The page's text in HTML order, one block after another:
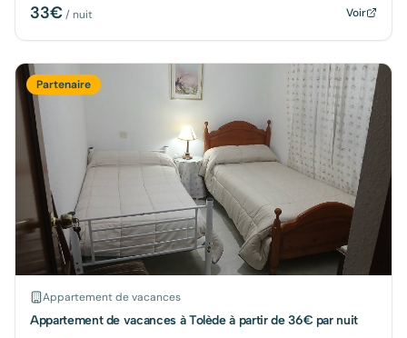
33€/ nuit Voir
Partenaire
Appartement de vacances
Appartement de vacances à Tolède à partir de 36€ par nuit